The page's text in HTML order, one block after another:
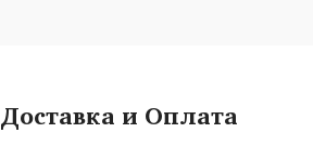
Доставка и Оплата